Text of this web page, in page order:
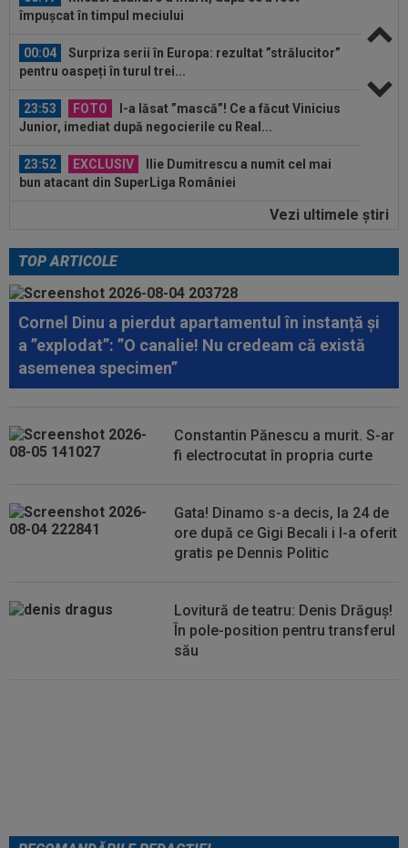
pentru oaspeți în turul trei...
23:53 FOTO
I-a lăsat ”mască”! Ce a făcut Vinicius
Junior, imediat după negocierile cu Real...
23:52 EXCLUSIV
Ilie Dumitrescu a numit cel mai
bun atacant din SuperLiga României
23:51
Surpriza din preliminariile Champions League
le-a rupt seria de victorii...
Dan Petrescu s-a decis
00:19 Jovo Lukic e în fața transferului carierei
00:18 EXCLUSIV
Ilie Dumitrescu l-a pus ”la zid” pe
Becali, după decizia de la FCSB: ”Te-ai...
00:17
Micael Leandro a murit, după ce a fost
00:04
Surpriza serii în Europa: rezultat ”strălucitor”
pentru oaspeți în turul trei...
Vezi ultimele ştiri
TOP ARTICOLE
Cornel Dinu a pierdut apartamentul în instanță și
a ”explodat”: ”O canalie! Nu credeam că există
asemenea specimen”
Constantin Pănescu a murit. S-ar
fi electrocutat în propria curte
Gata! Dinamo s-a decis, la 24 de
ore după ce Gigi Becali i l-a oferit
gratis pe Dennis Politic
Lovitură de teatru: Denis Drăguș!
În pole-position pentru transferul
său